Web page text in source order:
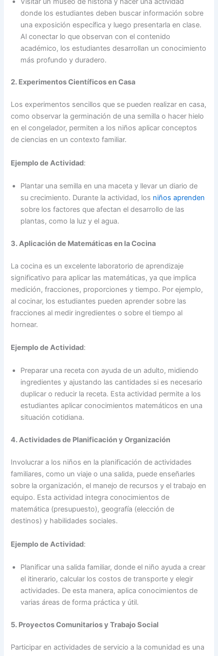
donde los estudiantes deben buscar información sobre
una exposición específica y luego presentarla en clase.
Al conectar lo que observan con el contenido
académico, los estudiantes desarrollan un conocimiento
más profundo y duradero.
2. Experimentos Científicos en Casa
Los experimentos sencillos que se pueden realizar en casa,
como observar la germinación de una semilla o hacer hielo
en el congelador, permiten a los niños aplicar conceptos
de ciencias en un contexto familiar.
Ejemplo de Actividad:
Plantar una semilla en una maceta y llevar un diario de
su crecimiento. Durante la actividad, los niños aprenden
sobre los factores que afectan el desarrollo de las
plantas, como la luz y el agua.
3. Aplicación de Matemáticas en la Cocina
La cocina es un excelente laboratorio de aprendizaje
significativo para aplicar las matemáticas, ya que implica
medición, fracciones, proporciones y tiempo. Por ejemplo,
al cocinar, los estudiantes pueden aprender sobre las
fracciones al medir ingredientes o sobre el tiempo al
hornear.
Ejemplo de Actividad:
Preparar una receta con ayuda de un adulto, midiendo
ingredientes y ajustando las cantidades si es necesario
duplicar o reducir la receta. Esta actividad permite a los
estudiantes aplicar conocimientos matemáticos en una
situación cotidiana.
4. Actividades de Planificación y Organización
Involucrar a los niños en la planificación de actividades
familiares, como un viaje o una salida, puede enseñarles
sobre la organización, el manejo de recursos y el trabajo en
equipo. Esta actividad integra conocimientos de
matemática (presupuesto), geografía (elección de
destinos) y habilidades sociales.
Ejemplo de Actividad:
Planificar una salida familiar, donde el niño ayuda a crear
el itinerario, calcular los costos de transporte y elegir
actividades. De esta manera, aplica conocimientos de
varias áreas de forma práctica y útil.
5. Proyectos Comunitarios y Trabajo Social
Participar en actividades de servicio a la comunidad es una